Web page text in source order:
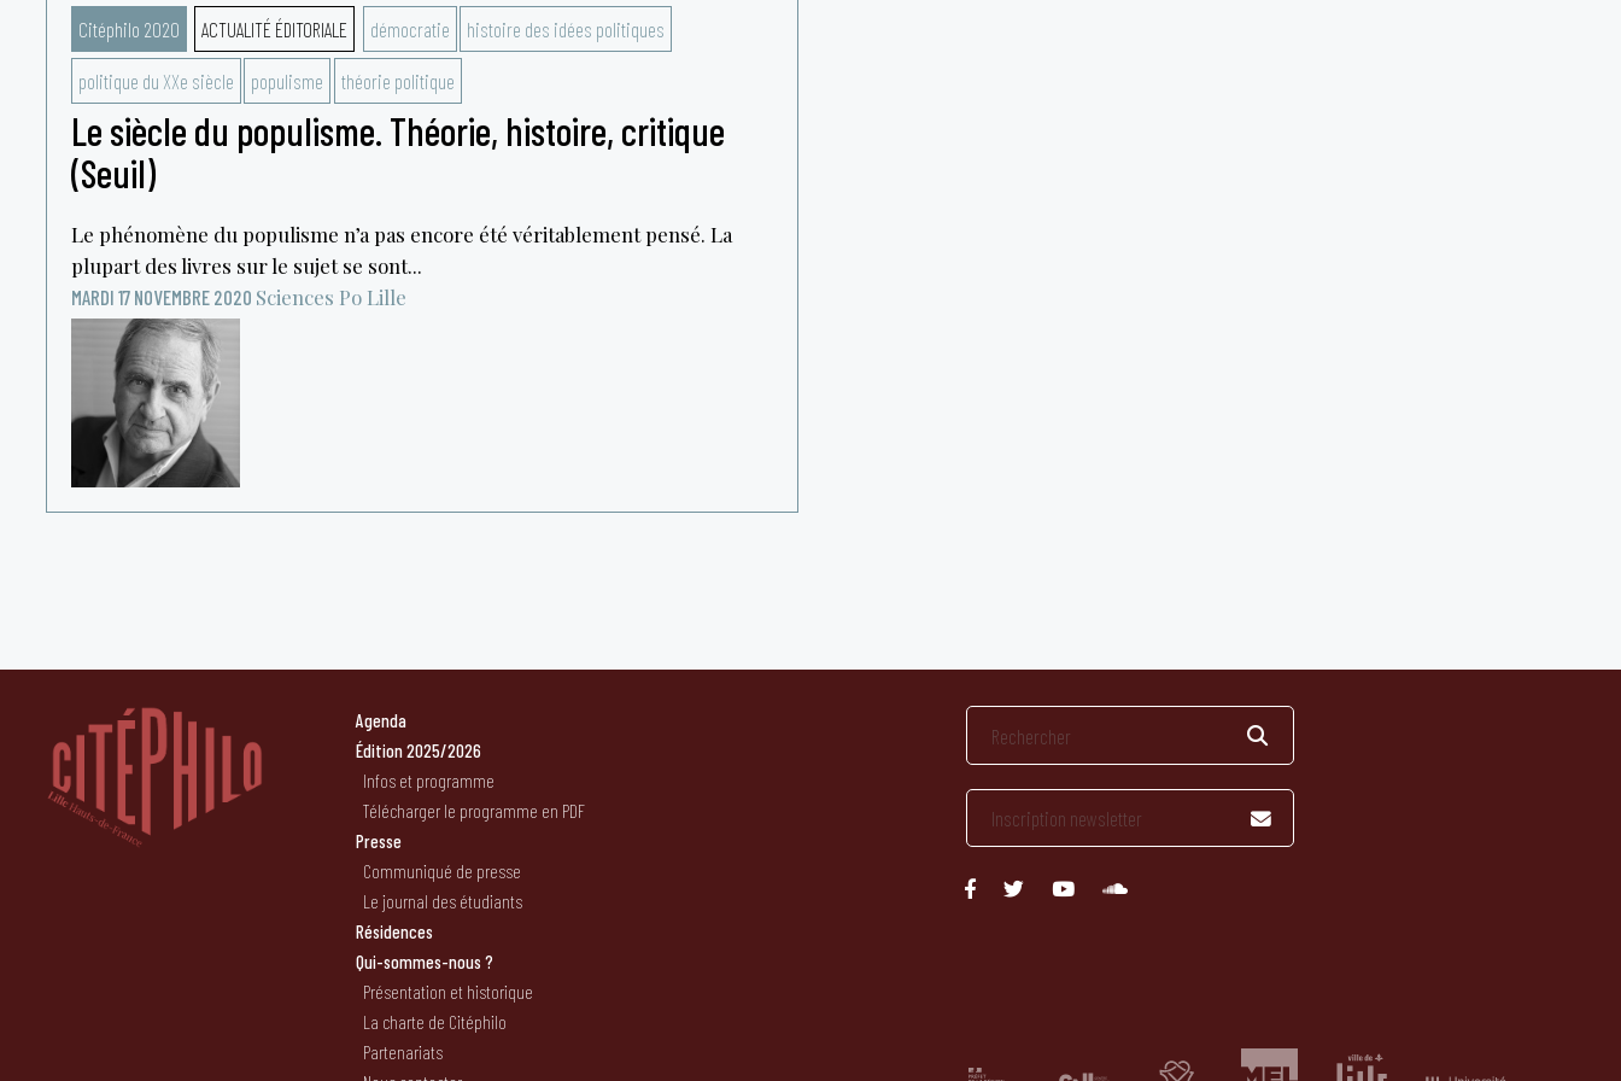
Citéphilo 2020 ACTUALITÉ ÉDITORIALE démocratie histoire des idées politiques
politique du XXe siècle populisme théorie politique
Le siècle du populisme. Théorie, histoire, critique
(Seuil)
Le phénomène du populisme n’a pas encore été véritablement pensé. La
plupart des livres sur le sujet se sont...
MARDI 17 NOVEMBRE 2020 Sciences Po Lille
Agenda
Édition 2025/2026
Infos et programme
Télécharger le programme en PDF
Presse
Communiqué de presse
Le journal des étudiants
Résidences
Qui-sommes-nous ?
Présentation et historique
La charte de Citéphilo
Partenariats